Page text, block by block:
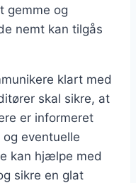
gemme og
nemt kan tilgås
klart med
skal sikre, at
er informeret
eventuelle
kan hjælpe med
sikre en glat